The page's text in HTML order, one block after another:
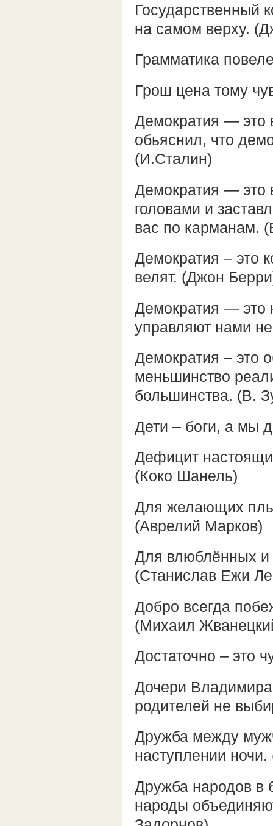
Государственный
на самом верху.
Грамматика
Грош цена тому
Демократия — это
обьяснил, что
(И.Сталин)
Демократия — это
головами и
вас по карманам.
Демократия – это
велят. (Джон
Демократия — это
управляют нами
Демократия – это
меньшинство
большинства. (В.
Дети – боги, а мы
Дефицит
(Коко Шанель)
Для желающих
(Аврелий Марков)
Для влюблённых и
(Станислав Ежи
Добро всегда
(Михаил
Достаточно – это
Дочери
родителей не
Дружба между
наступлении
Дружба народов в
народы